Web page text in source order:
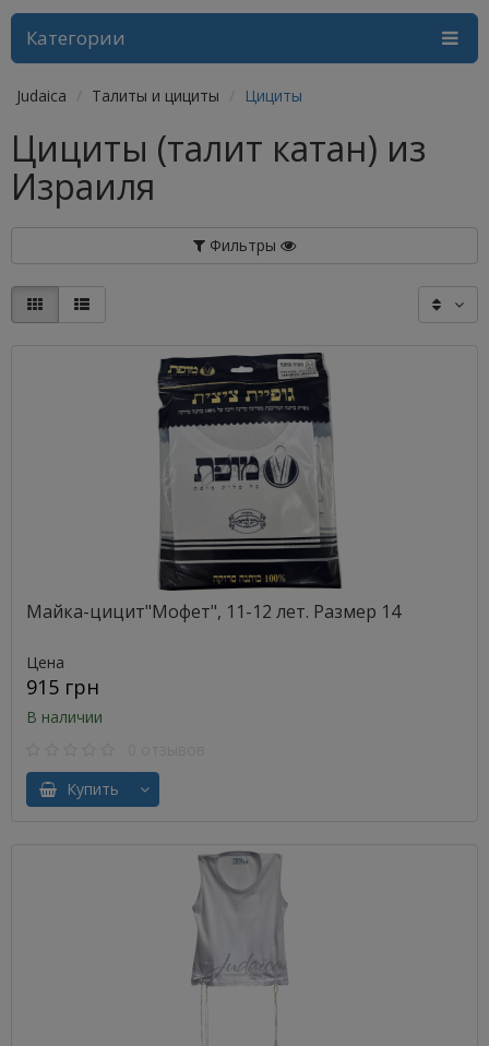
Категории
Judaica Талиты и цициты Цициты
Цициты (талит катан) из
Израиля
Фильтры
Майка-цицит"Мофет", 11-12 лет. Размер 14
Цена
915 грн
В наличии
Купить